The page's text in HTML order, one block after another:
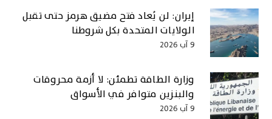
إيران: لن يُعاد فتح مضيق هرمز حتى تقبل
الولايات المتحدة بكل شروطنا
9 آب 2026
وزارة الطاقة تطمئن: لا أزمة محروقات
والبنزين متوافر في الأسواق
9 آب 2026